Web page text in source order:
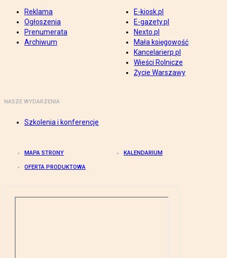
Reklama
Ogłoszenia
Prenumerata
Archiwum
E-kiosk.pl
E-gazety.pl
Nexto.pl
Mała księgowość
Kancelarierp.pl
Wieści Rolnicze
Życie Warszawy
NASZE WYDARZENIA
Szkolenia i konferencje
MAPA STRONY KALENDARIUM
OFERTA PRODUKTOWA